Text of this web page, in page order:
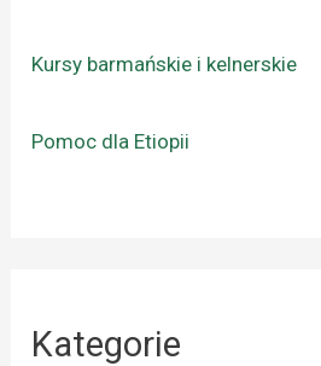
Kursy barmańskie i kelnerskie
Pomoc dla Etiopii
Kategorie